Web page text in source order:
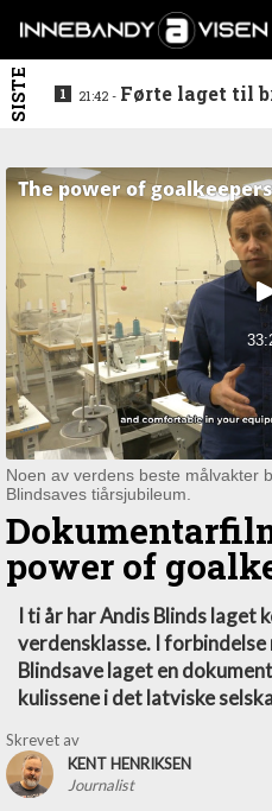
SISTE 21:42 - Førte laget til bronse -
Noen av verdens beste målvakter
Blindsaves tiårsjubileum.
power of
I ti år har Andis Blinds laget
verdensklasse. I
Blindsave laget en
kulissene i det latviske
Skrevet av
KENT HENRIKSEN
Journalist